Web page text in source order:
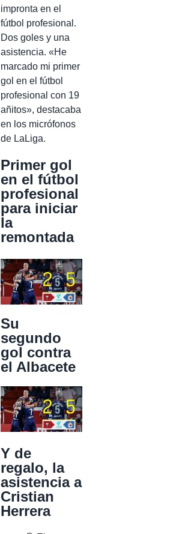
impronta en el
fútbol profesional.
Dos goles y una
asistencia. «He
marcado mi primer
gol en el fútbol
profesional con 19
añitos», destacaba
en los micrófonos
de LaLiga.
Primer gol
en el fútbol
profesional
para iniciar
la
remontada
Su
segundo
gol contra
el Albacete
Y de
regalo, la
asistencia a
Cristian
Herrera